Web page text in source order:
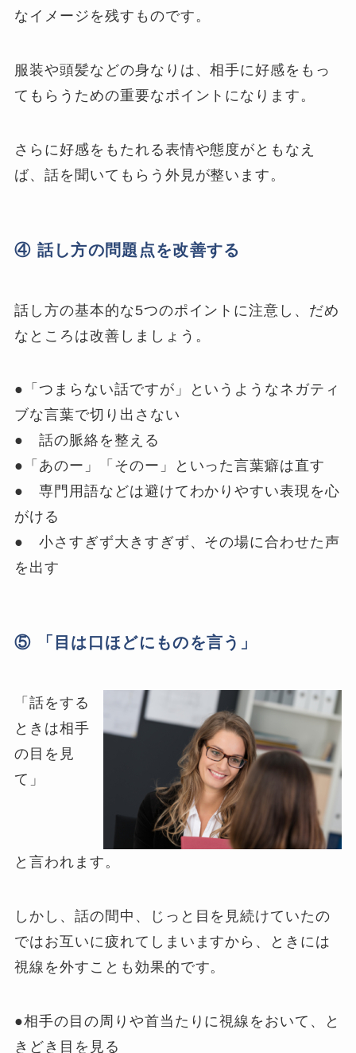
なイメージを残すものです。
服装や頭髪などの身なりは、相手に好感をもっ
てもらうための重要なポイントになります。
さらに好感をもたれる表情や態度がともなえ
ば、話を聞いてもらう外見が整います。
④ 話し方の問題点を改善する
話し方の基本的な5つのポイントに注意し、だめ
なところは改善しましょう。
●「つまらない話ですが」というようなネガティ
ブな言葉で切り出さない
● 話の脈絡を整える
●「あのー」「そのー」といった言葉癖は直す
● 専門用語などは避けてわかりやすい表現を心
がける
● 小さすぎず大きすぎず、その場に合わせた声
を出す
⑤ 「目は口ほどにものを言う」
「話をする
ときは相手
の目を見
て」
と言われます。
しかし、話の間中、じっと目を見続けていたの
ではお互いに疲れてしまいますから、ときには
視線を外すことも効果的です。
●相手の目の周りや首当たりに視線をおいて、と
きどき目を見る